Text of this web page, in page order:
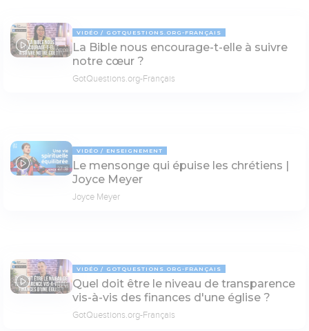
05:08
VIDÉO GOTQUESTIONS.ORG-FRANÇAIS
La Bible nous encourage-t-elle à suivre
notre cœur ?
GotQuestions.org-Français
27:18
VIDÉO ENSEIGNEMENT
Le mensonge qui épuise les chrétiens |
Joyce Meyer
Joyce Meyer
04:19
VIDÉO GOTQUESTIONS.ORG-FRANÇAIS
Quel doit être le niveau de transparence
vis-à-vis des finances d'une église ?
GotQuestions.org-Français